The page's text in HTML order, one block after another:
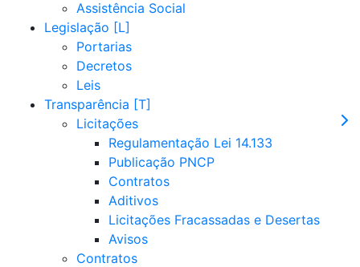
Assistência Social
Legislação
Portarias
Decretos
Leis
Transparência
Licitações
Regulamentação Lei 14.133
Publicação PNCP
Contratos
Aditivos
Licitações Fracassadas e Desertas
Avisos
Contratos